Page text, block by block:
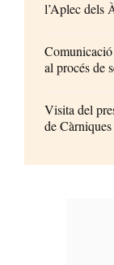
l’Aplec dels
Comunicació
al procés de
Visita del
de